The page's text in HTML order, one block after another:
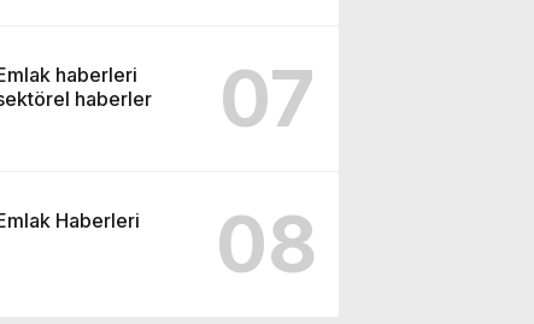
haberleri
haberler
07
Haberleri 08